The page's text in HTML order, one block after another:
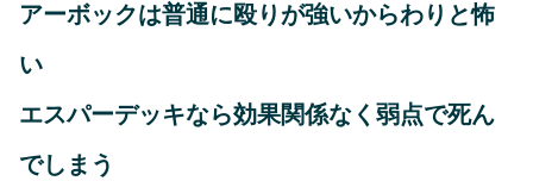
アーボックは普通に殴りが強いからわりと怖
い
エスパーデッキなら効果関係なく弱点で死ん
でしまう